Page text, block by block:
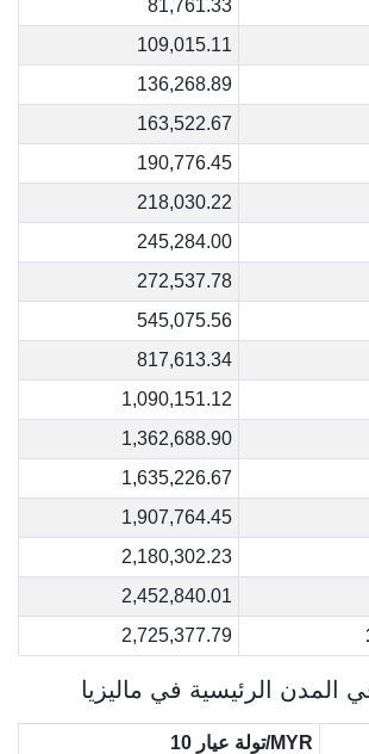
81,761.33
109,015.11
136,268.89
163,522.67
190,776.45
218,030.22
245,284.00
272,537.78
545,075.56
817,613.34
1,090,151.12
1,362,688.90
1,635,226.67
1,907,764.45
2,180,302.23
2,452,840.01
2,725,377.79
المدن الرئيسية في ماليزيا
MYR/تولة عيار 10